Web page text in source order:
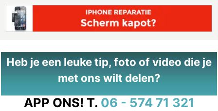
Heb je een leuke tip, foto of video die je
met ons wilt delen?
APP ONS! T. 06 - 574 71 321